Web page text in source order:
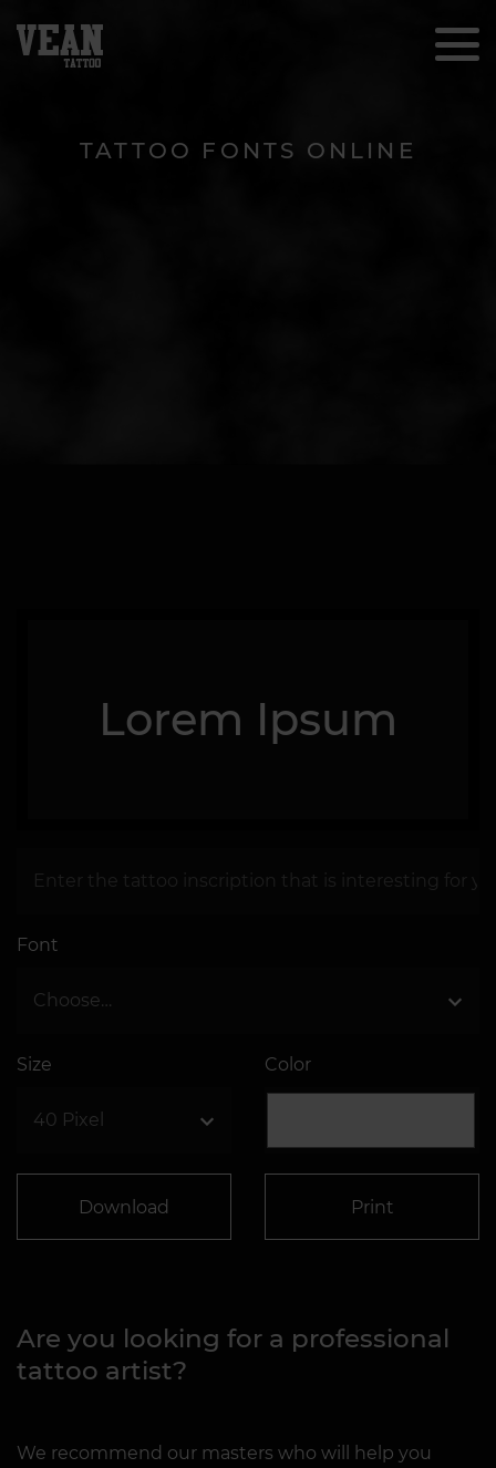
TATTOO FONTS ONLINE
Lorem Ipsum
Font
Size Color
Download Print
Are you looking for a professional
tattoo artist?
We recommend our masters who will help you